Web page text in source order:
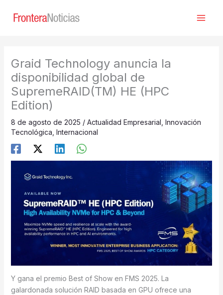
Graid Technology anuncia la
disponibilidad global de
SupremeRAID(TM) HE (HPC
Edition)
8 de agosto de 2025 / Actualidad Empresarial Innovación
Tecnológica Internacional
Y gana el premio Best of Show en FMS 2025. La
galardonada solución RAID basada en GPU ofrece una